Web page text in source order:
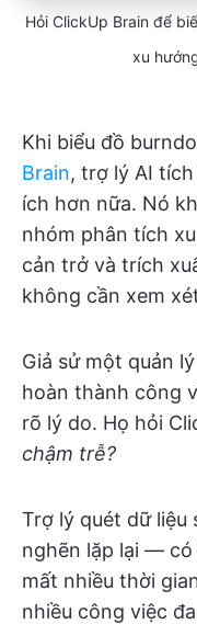
Hỏi ClickUp Brain để
xu
Khi biểu đồ
Brain, trợ lý AI
ích hơn nữa. Nó
nhóm phân tích
cản trở và trích
không cần xem
Giả sử một quản
hoàn thành công
rõ lý do. Họ hỏi
chậm trễ?
Trợ lý quét dữ liệu
nghẽn lặp lại — có
mất nhiều thời
nhiều công việc